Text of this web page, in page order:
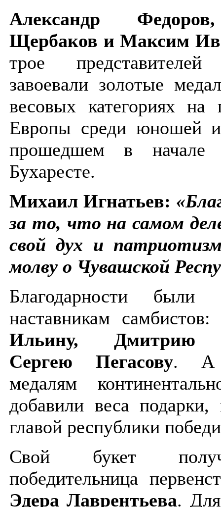
Александр
Щербаков и Максим
трое
завоевали золотые
весовых категориях на
Европы среди юношей
прошедшем в начале
Бухаресте.
Михаил Игнатьев:
за то, что на самом
свой дух и
молву о Чувашской
Благодарности были
наставникам
Ильину, Дмитрию
Сергею Пегасову. А
медалям
добавили веса подарки,
главой республики
Свой букет
победительница
Эдера Лаврентьева.